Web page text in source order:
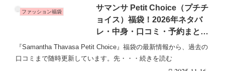
ファッション福袋
サマンサ Petit Choice（プチチ
ョイス）福袋！2026年ネタバ
レ・中身・口コミ・予約まと
め！
『Samantha Thavasa Petit Choice』福袋の最新情報から、過去の
口コミまで随時更新しています。先・・・続きを読む